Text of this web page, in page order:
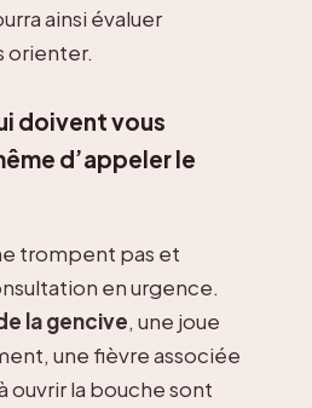
ainsi évaluer
orienter.
doivent vous
d’appeler le
trompent pas et
en urgence.
la gencive, une joue
une fièvre associée
ouvrir la bouche sont